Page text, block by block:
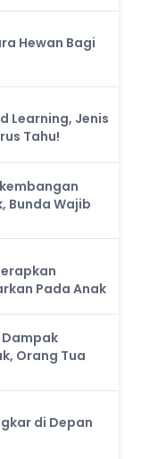
Hewan Bagi
Learning, Jenis
Tahu!
Bunda Wajib
Pada Anak
Dampak
Orang Tua
di Depan